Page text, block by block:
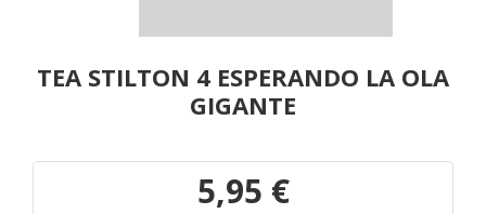
TEA STILTON 4 ESPERANDO LA OLA
GIGANTE
5,95 €